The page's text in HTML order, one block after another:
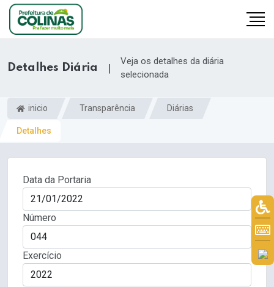
Detalhes Diária |
Veja os detalhes da diária
selecionada
inicio Transparência Diárias
Detalhes
Data da Portaria
Número
Exercício